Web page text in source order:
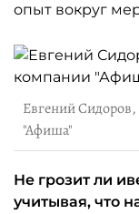
опыт вокруг
Евгений
"Афиша"
Не грозит ли
учитывая, что